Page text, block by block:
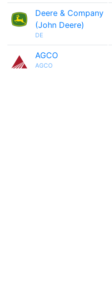
Deere & Company
(John Deere)
DE
AGCO
AGCO